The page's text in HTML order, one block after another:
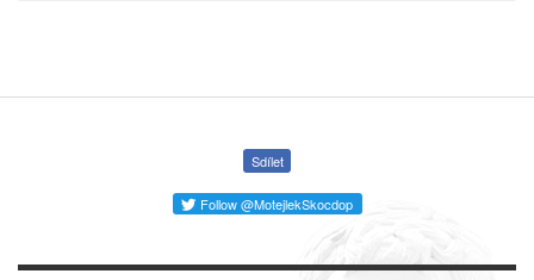
Sdílet
Follow @MotejlekSkocdop